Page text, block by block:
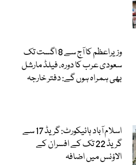
وزیراعظم کا آج سے 8 اگست تک
سعودی عرب کا دورہ، فیلڈ مارشل
بھی ہمراہ ہوں گے: دفتر خارجہ
اسلام آباد ہائیکورٹ: گریڈ 17 سے
گریڈ 22 تک کے افسران کے
الاؤنس میں اضافہ